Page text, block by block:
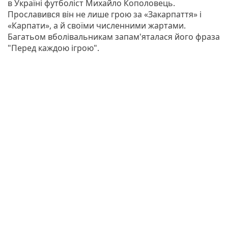
в Україні футболіст Михайло Кополовець.
Прославився він не лише грою за «Закарпаття» і
«Карпати», а й своїми численними жартами.
Багатьом вболівальникам запам'яталася його фраза
"Перед каждою ігрою".